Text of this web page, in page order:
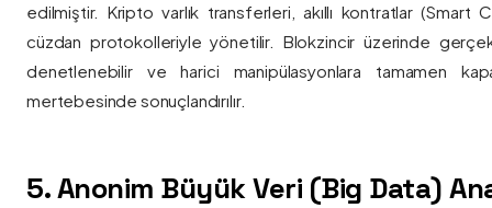
edilmiştir. Kripto varlık transferleri, akıllı kontratlar (Smart
cüzdan protokolleriyle yönetilir. Blokzincir üzerinde
denetlenebilir ve harici manipülasyonlara tamamen
mertebesinde sonuçlandırılır.
5. Anonim Büyük Veri (Big Data)